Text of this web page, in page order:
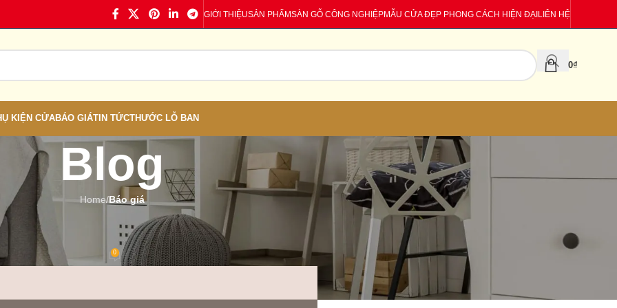
GIỚI THIỆUSẢN PHẨMSÀN GỖ CÔNG NGHIỆPMẪU CỬA ĐẸP PHONG CÁCH HIỆN ĐẠILIÊN HỆ
0₫
KIỆN CỬABÁO GIÁTIN TỨCTHƯỚC LỖ BAN
Blog
Home/Báo giá
, TIN TỨC
Ninh Hòa – Khánh Hòa
nhựa On 18/02/2025 0
CATEGORIES
Báo giá
Tin tức